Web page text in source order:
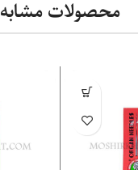
محصولات مشابه